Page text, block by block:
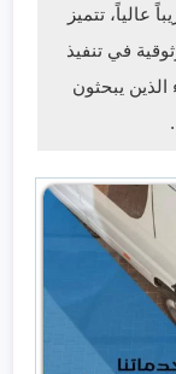
عالياً، تتميز
في تنفيذ
الذين يبحثون